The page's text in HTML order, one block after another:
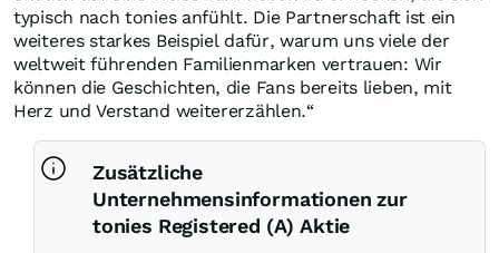
typisch nach tonies anfühlt. Die Partnerschaft ist ein
weiteres starkes Beispiel dafür, warum uns viele der
weltweit führenden Familienmarken vertrauen: Wir
können die Geschichten, die Fans bereits lieben, mit
Herz und Verstand weitererzählen.“
Zusätzliche
Unternehmensinformationen zur
tonies Registered (A) Aktie